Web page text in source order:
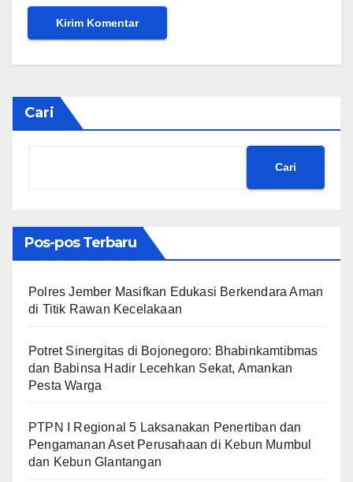
Cari
Cari
Pos-pos Terbaru
Polres Jember Masifkan Edukasi Berkendara Aman
di Titik Rawan Kecelakaan
​Potret Sinergitas di Bojonegoro: Bhabinkamtibmas
dan Babinsa Hadir Lecehkan Sekat, Amankan
Pesta Warga
PTPN I Regional 5 Laksanakan Penertiban dan
Pengamanan Aset Perusahaan di Kebun Mumbul
dan Kebun Glantangan